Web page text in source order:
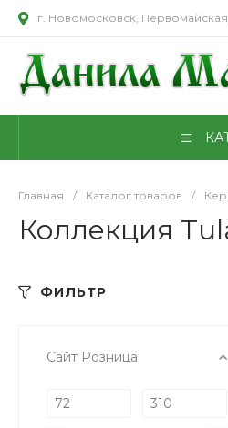
г. Новомосковск, Первомайская
Главная / Каталог товаров /
Коллекция
ФИЛЬТР
Сайт Розница